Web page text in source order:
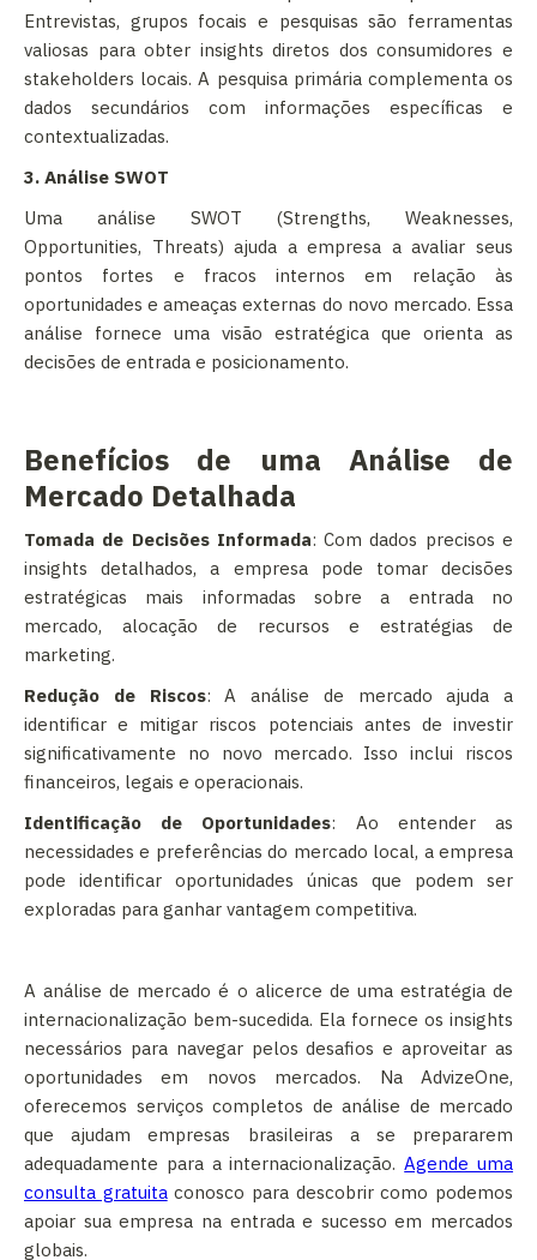
Entrevistas, grupos focais e pesquisas são ferramentas
valiosas para obter insights diretos dos consumidores e
stakeholders locais. A pesquisa primária complementa os
dados secundários com informações específicas e
contextualizadas.
3. Análise SWOT
Uma análise SWOT (Strengths, Weaknesses,
Opportunities, Threats) ajuda a empresa a avaliar seus
pontos fortes e fracos internos em relação às
oportunidades e ameaças externas do novo mercado. Essa
análise fornece uma visão estratégica que orienta as
decisões de entrada e posicionamento.
Benefícios de uma Análise de
Mercado Detalhada
Tomada de Decisões Informada: Com dados precisos e
insights detalhados, a empresa pode tomar decisões
estratégicas mais informadas sobre a entrada no
mercado, alocação de recursos e estratégias de
marketing.
Redução de Riscos: A análise de mercado ajuda a
identificar e mitigar riscos potenciais antes de investir
significativamente no novo mercado. Isso inclui riscos
financeiros, legais e operacionais.
Identificação de Oportunidades: Ao entender as
necessidades e preferências do mercado local, a empresa
pode identificar oportunidades únicas que podem ser
exploradas para ganhar vantagem competitiva.
A análise de mercado é o alicerce de uma estratégia de
internacionalização bem-sucedida. Ela fornece os insights
necessários para navegar pelos desafios e aproveitar as
oportunidades em novos mercados. Na AdvizeOne,
oferecemos serviços completos de análise de mercado
que ajudam empresas brasileiras a se prepararem
adequadamente para a internacionalização.Agende uma
consulta gratuitaconosco para descobrir como podemos
apoiar sua empresa na entrada e sucesso em mercados
globais.